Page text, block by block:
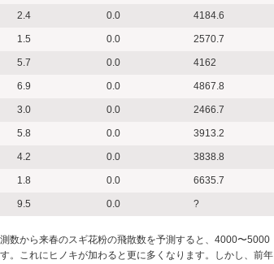
2.4 0.0 4184.6
1.5 0.0 2570.7
5.7 0.0 4162
6.9 0.0 4867.8
3.0 0.0 2466.7
5.8 0.0 3913.2
4.2 0.0 3838.8
1.8 0.0 6635.7
9.5 0.0 ?
数から来春のスギ花粉の飛散数を予測すると、4000〜5000
。これにヒノキが加わると更に多くなります。しかし、前年